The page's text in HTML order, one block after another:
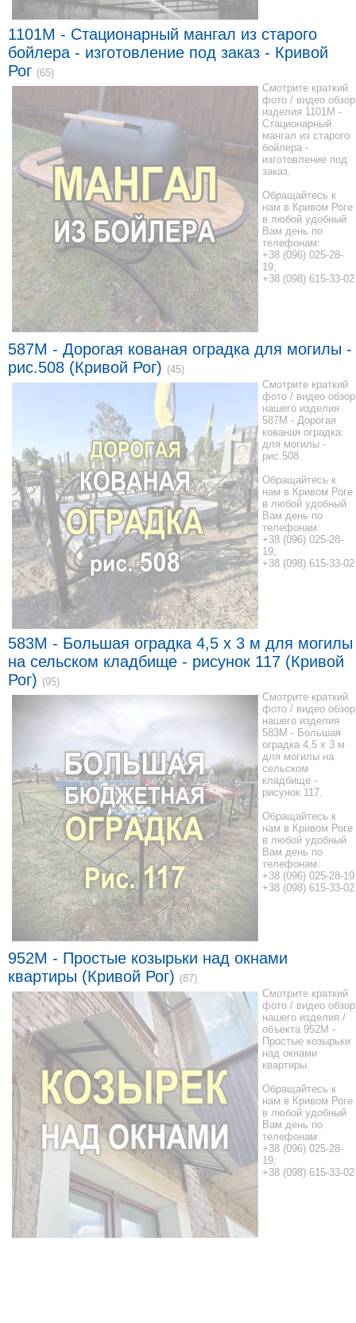
1101M - Стационарный мангал из старого
бойлера - изготовление под заказ - Кривой
Рог (65)
Смотрите краткий
фото / видео обзор
изделия 1101M -
Стационарный
мангал из старого
бойлера -
изготовление под
заказ.
Обращайтесь к
нам в Кривом Роге
в любой удобный
Вам день по
телефонам:
+38 (096) 025-28-
19;
+38 (098) 615-33-02
587M - Дорогая кованая оградка для могилы -
рис.508 (Кривой Рог) (45)
Смотрите краткий
фото / видео обзор
нашего изделия
587M - Дорогая
кованая оградка
для могилы -
рис.508.
Обращайтесь к
нам в Кривом Роге
в любой удобный
Вам день по
телефонам:
+38 (096) 025-28-
19;
+38 (098) 615-33-02
583M - Большая оградка 4,5 x 3 м для могилы
на сельском кладбище - рисунок 117 (Кривой
Рог) (95)
Смотрите краткий
фото / видео обзор
нашего изделия
583M - Большая
оградка 4,5 x 3 м
для могилы на
сельском
кладбище -
рисунок 117.
Обращайтесь к
нам в Кривом Роге
в любой удобный
Вам день по
телефонам:
+38 (096) 025-28-19
+38 (098) 615-33-02
952М - Простые козырьки над окнами
квартиры (Кривой Рог) (87)
Смотрите краткий
фото / видео обзор
нашего изделия /
объекта 952М -
Простые козырьки
над окнами
квартиры.
Обращайтесь к
нам в Кривом Роге
в любой удобный
Вам день по
телефонам:
+38 (096) 025-28-
19;
+38 (098) 615-33-02